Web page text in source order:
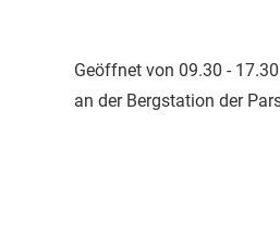
Geöffnet von 09.30 -
an der Bergstation der